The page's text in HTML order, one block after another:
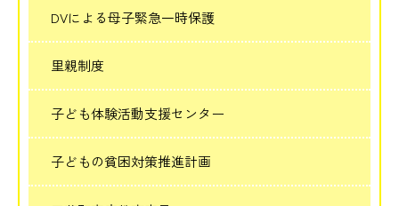
DVによる母子緊急一時保護
里親制度
子ども体験活動支援センター
子どもの貧困対策推進計画